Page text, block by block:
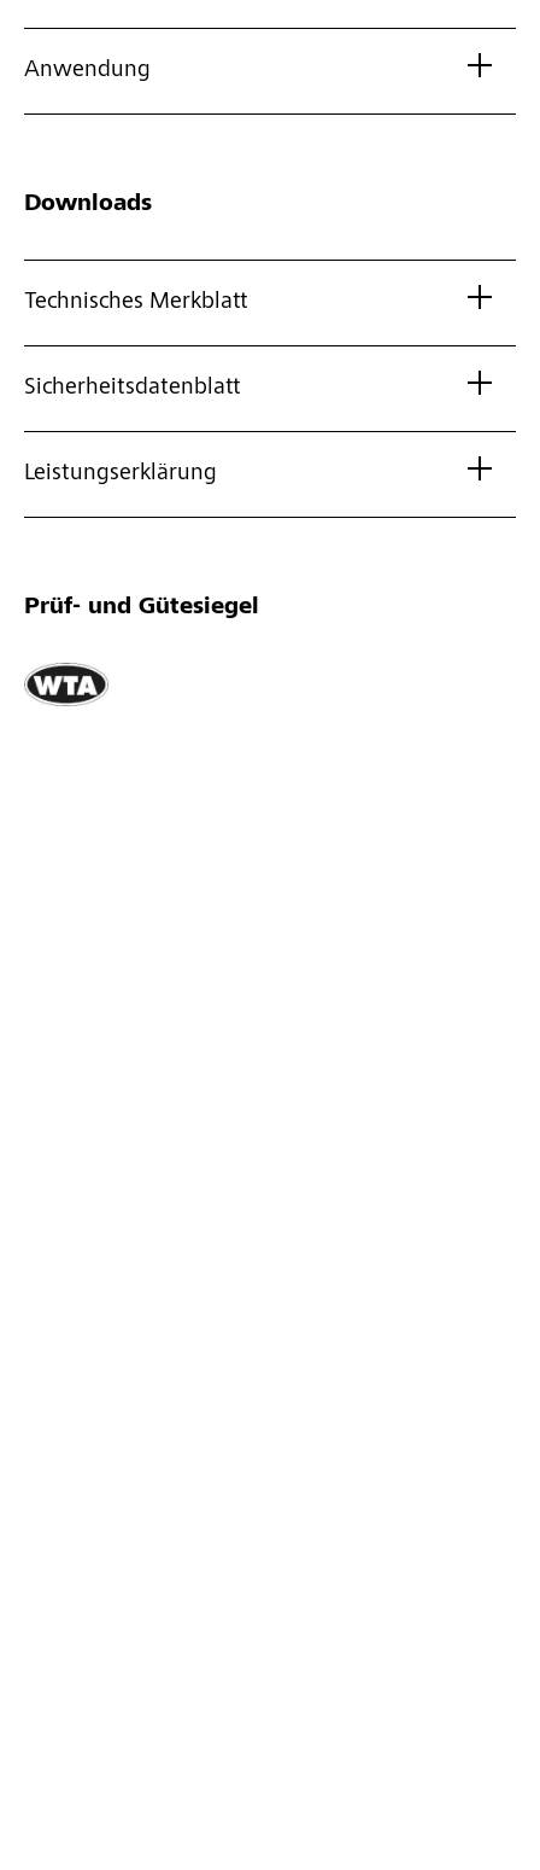
Anwendung
Downloads
Technisches Merkblatt
Sicherheitsdatenblatt
Leistungserklärung
Prüf- und Gütesiegel